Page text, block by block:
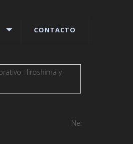
CONTACTO
Next